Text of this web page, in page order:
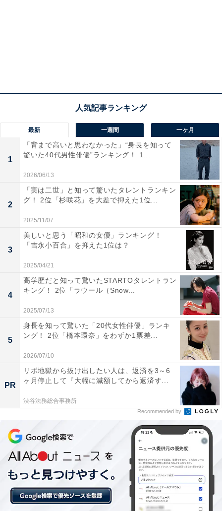
次ページ 5位までのランキング結果
こちらもおすすめ
【関東地方】「冬にドライブで行きたい場所」
ランキング！ 2位 東京ディズニーリゾート、1
1 2
最新 一週間 一ヶ月
1
「背まで高いと思わなかった」“身長を知って
驚いた40代男性俳優”ランキング！ 1...
2026/06/13
2
「実は二世」と知って驚いたタレントランキン
グ！ 2位「杉咲花」を大差で抑えた1位...
2025/11/07
3
美しいと思う「昭和の女優」ランキング！
「吉永小百合」を抑えた1位は？
2025/04/21
4
高学歴だと知って驚いたSTARTOタレントラン
キング！ 2位「ラウール（Snow...
2025/07/13
5
身長を知って驚いた「20代女性俳優」ランキ
ング！ 2位「橋本環奈」をわずか1票差...
2026/07/10
PR
リボ地獄から抜け出したい人は、返済を3～6
ヶ月停止して『大幅に減額してから返済す...
渋谷法務総合事務所
Recommended by